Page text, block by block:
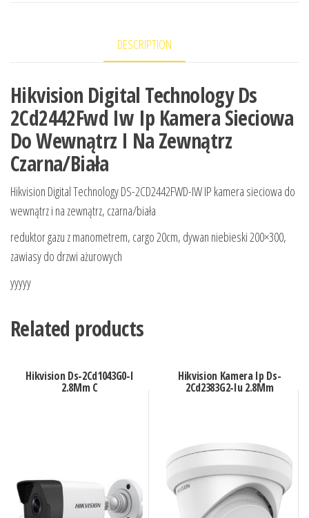
DESCRIPTION
Hikvision Digital Technology Ds
2Cd2442Fwd Iw Ip Kamera Sieciowa
Do Wewnątrz I Na Zewnątrz
Czarna/Biała
Hikvision Digital Technology DS-2CD2442FWD-IW IP kamera sieciowa do
wewnątrz i na zewnątrz, czarna/biała
reduktor gazu z manometrem, cargo 20cm, dywan niebieski 200×300,
zawiasy do drzwi ażurowych
yyyyy
Related products
Hikvision Ds-2Cd1043G0-I
2.8Mm C
Hikvision Kamera Ip Ds-
2Cd2383G2-Iu 2.8Mm